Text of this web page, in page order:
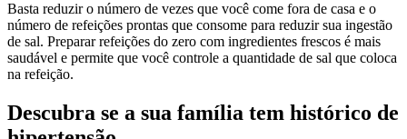
Basta reduzir o número de vezes que você come fora de casa e o
número de refeições prontas que consome para reduzir sua ingestão
de sal. Preparar refeições do zero com ingredientes frescos é mais
saudável e permite que você controle a quantidade de sal que coloca
na refeição.
Descubra se a sua família tem histórico de